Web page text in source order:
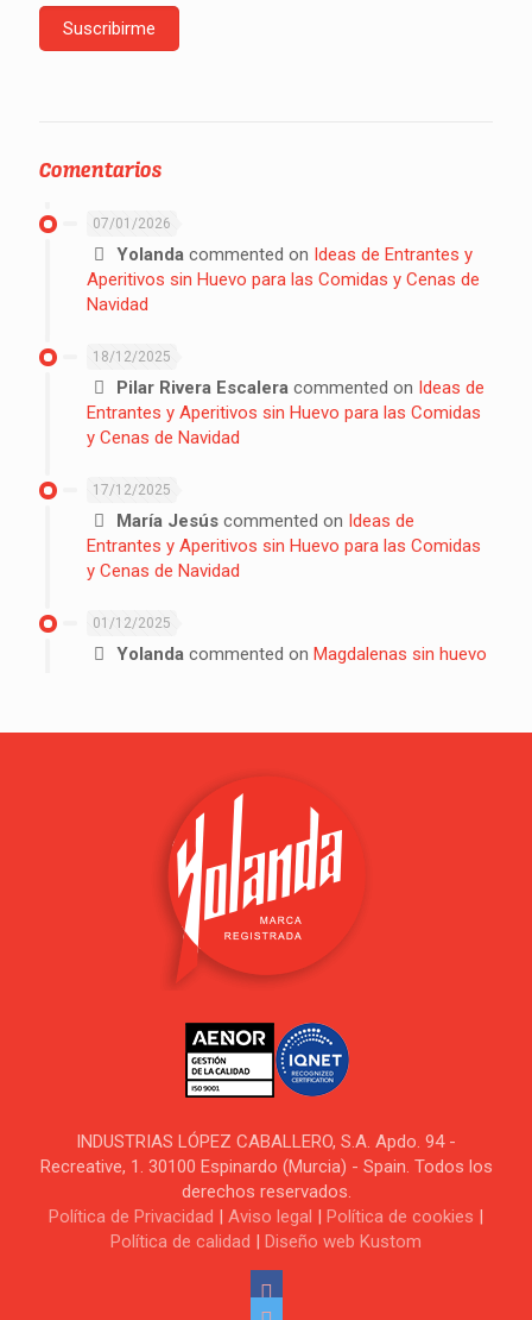
Comentarios
07/01/2026
Yolanda commented on Ideas de Entrantes y
Aperitivos sin Huevo para las Comidas y Cenas de
Navidad
18/12/2025
Pilar Rivera Escalera commented on Ideas de
Entrantes y Aperitivos sin Huevo para las Comidas
y Cenas de Navidad
17/12/2025
María Jesús commented on Ideas de
Entrantes y Aperitivos sin Huevo para las Comidas
y Cenas de Navidad
01/12/2025
Yolanda commented on Magdalenas sin huevo
INDUSTRIAS LÓPEZ CABALLERO, S.A. Apdo. 94 -
Recreative, 1. 30100 Espinardo (Murcia) - Spain. Todos los
derechos reservados.
Política de Privacidad
Aviso legal Política de cookies
Política de calidad
Diseño web Kustom